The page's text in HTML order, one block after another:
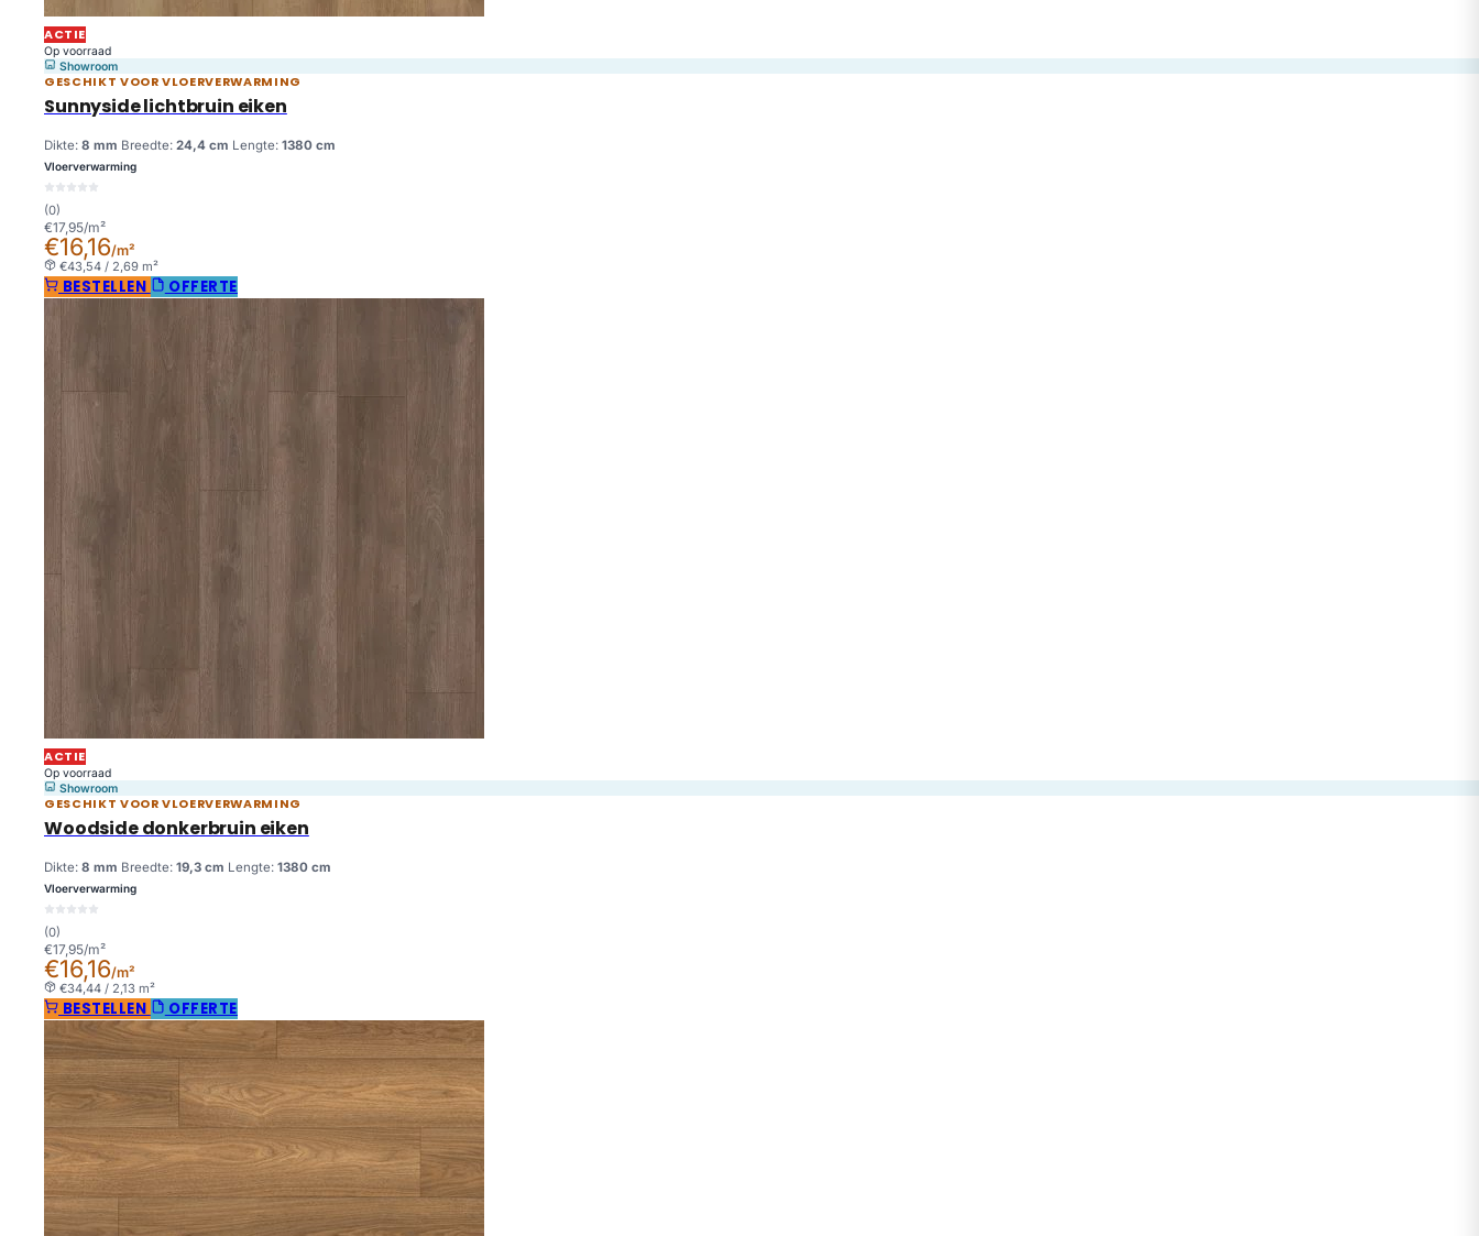
ACTIE
Op voorraad
Showroom
GESCHIKT VOOR VLOERVERWARMING
Sunnyside lichtbruin eiken
Dikte: 8 mm Breedte: 24,4 cm Lengte: 1380 cm
Vloerverwarming
(0)
€17,95/m²
€16,16/m²
€43,54 / 2,69 m²
BESTELLEN OFFERTE
ACTIE
Op voorraad
Showroom
GESCHIKT VOOR VLOERVERWARMING
Woodside donkerbruin eiken
Dikte: 8 mm Breedte: 19,3 cm Lengte: 1380 cm
Vloerverwarming
(0)
€17,95/m²
€16,16/m²
€34,44 / 2,13 m²
BESTELLEN OFFERTE